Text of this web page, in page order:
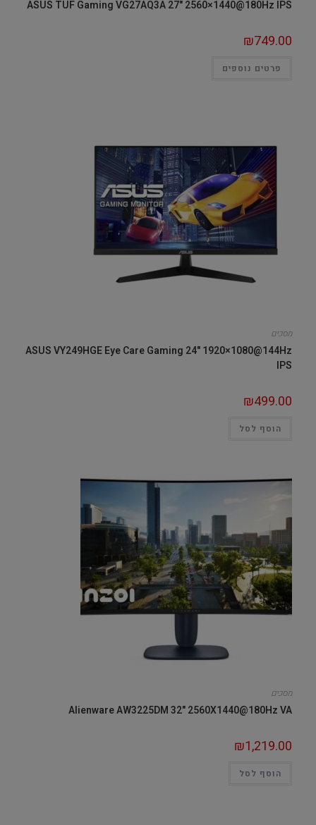
ASUS TUF Gaming VG27AQ3A 27" 2560×1440@180Hz IPS
₪749.00
פרטים נוספים
מסכים
ASUS VY249HGE Eye Care Gaming 24" 1920×1080@144Hz
IPS
₪499.00
הוסף לסל
מסכים
Alienware AW3225DM 32" 2560X1440@180Hz VA
₪1,219.00
הוסף לסל